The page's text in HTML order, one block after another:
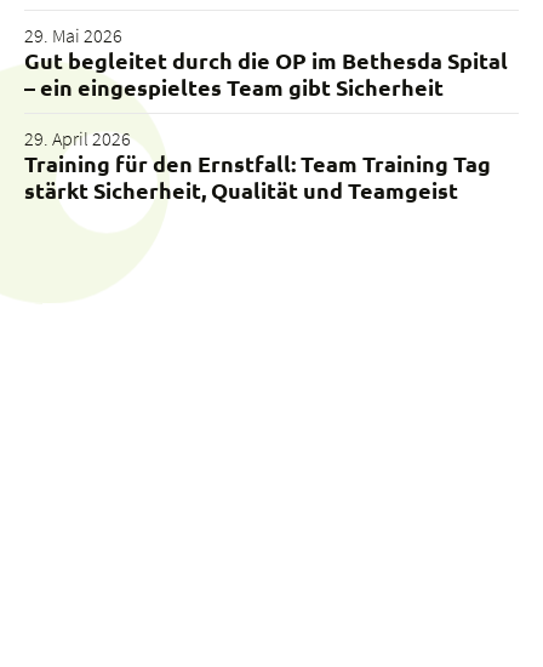
29. Mai 2026
Gut begleitet durch die OP im Bethesda Spital
– ein eingespieltes Team gibt Sicherheit
29. April 2026
Training für den Ernstfall: Team Training Tag
stärkt Sicherheit, Qualität und Teamgeist